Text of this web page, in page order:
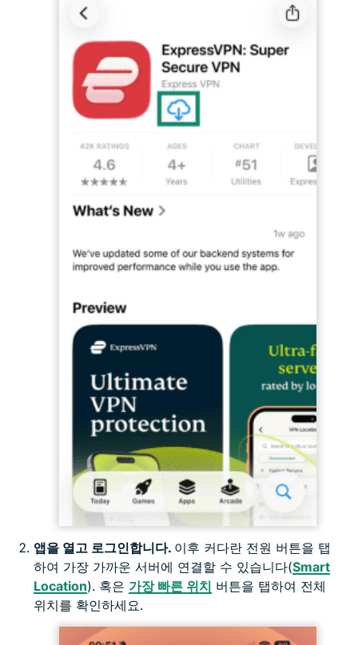
앱을 열고 로그인합니다. 이후 커다란 전원 버튼을 탭
하여 가장 가까운 서버에 연결할 수 있습니다(Smart
Location). 혹은 가장 빠른 위치 버튼을 탭하여 전체
위치를 확인하세요.